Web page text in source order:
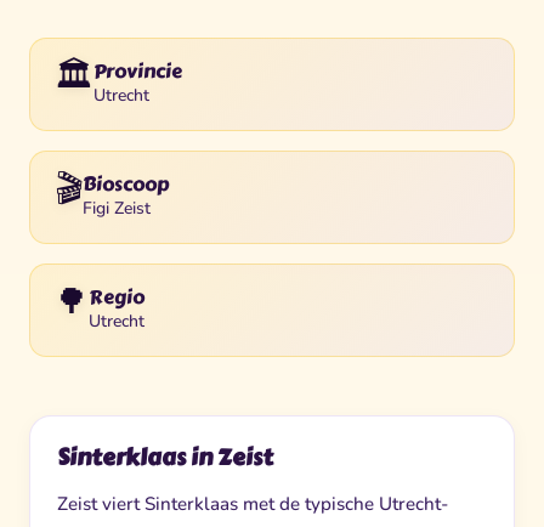
🏛️Provincie
Utrecht
🎬Bioscoop
Figi Zeist
🌳 Regio
Utrecht
Sinterklaas in Zeist
Zeist viert Sinterklaas met de typische Utrecht-